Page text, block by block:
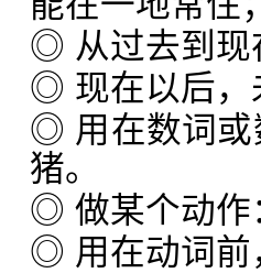
◎ 从过去到现
◎ 现在以后，
◎ 用在数词或
猪。
◎ 做某个动作
◎ 用在动词前